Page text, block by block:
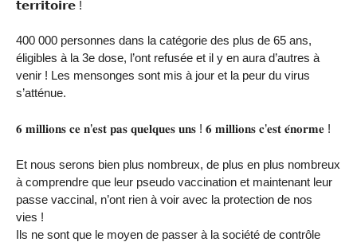
𝘁𝗲𝗿𝗿𝗶𝘁𝗼𝗶𝗿𝗲 !
400 000 personnes dans la catégorie des plus de 65 ans,
éligibles à la 3e dose, l’ont refusée et il y en aura d’autres à
venir ! Les mensonges sont mis à jour et la peur du virus
s’atténue.
𝟔 𝐦𝐢𝐥𝐥𝐢𝐨𝐧𝐬 𝐜𝐞 𝐧’𝐞𝐬𝐭 𝐩𝐚𝐬 𝐪𝐮𝐞𝐥𝐪𝐮𝐞𝐬 𝐮𝐧𝐬 ! 𝟔 𝐦𝐢𝐥𝐥𝐢𝐨𝐧𝐬 𝐜’𝐞𝐬𝐭 𝐞́𝐧𝐨𝐫𝐦𝐞 !
Et nous serons bien plus nombreux, de plus en plus nombreux
à comprendre que leur pseudo vaccination et maintenant leur
passe vaccinal, n’ont rien à voir avec la protection de nos
vies !
Ils ne sont que le moyen de passer à la société de contrôle